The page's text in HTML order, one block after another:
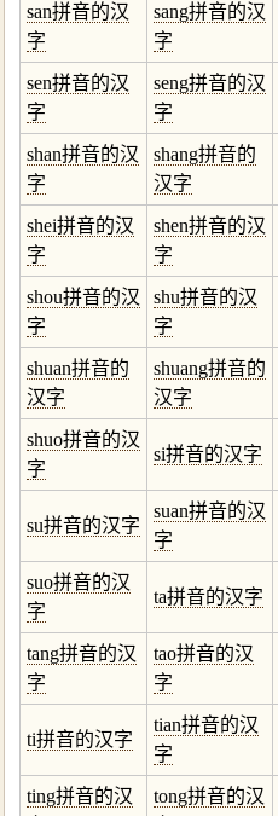
san拼音的汉
字
sang拼音的汉
字
sen拼音的汉
字
seng拼音的汉
字
shan拼音的汉
字
shang拼音的
汉字
shei拼音的汉
字
shen拼音的汉
字
shou拼音的汉
字
shu拼音的汉
字
shuan拼音的
汉字
shuang拼音的
汉字
shuo拼音的汉
字
si拼音的汉字
su拼音的汉字
suan拼音的汉
字
suo拼音的汉
字
ta拼音的汉字
tang拼音的汉
字
tao拼音的汉
字
ti拼音的汉字
tian拼音的汉
字
ting拼音的汉
tong拼音的汉